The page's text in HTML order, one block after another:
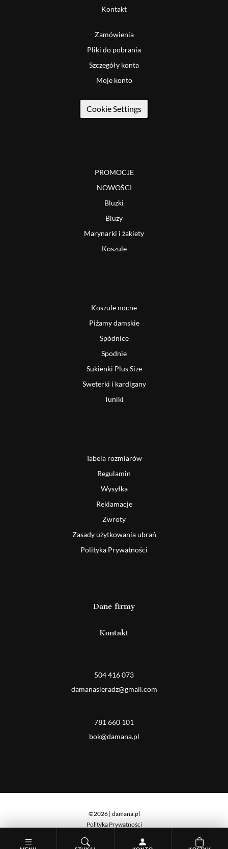
Kontakt
Zamówienia
Pliki do pobrania
Szczegóły konta
Moje konto
Cookie Settings
PROMOCJE
NOWOŚCI
Bluzki
Bluzy
Marynarki i żakiety
Koszule
Koszule nocne
Piżamy damskie
Spódnice
Spodnie
Sukienki Plus Size
Sweterki i kardigany
Tuniki
Tabela rozmiarów
Regulamin
Wysyłka
Reklamacje
Zwroty
Zasady użytkowania ubrań
Polityka Prywatności
Dane firmy
Kontakt
504 416 073
damanasieradz@gmail.com
781 660 101
bok@damana.pl
©2026 | damana.pl
Polityka Prywatności